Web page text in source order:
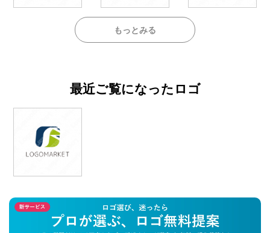
もっとみる
最近ご覧になったロゴ